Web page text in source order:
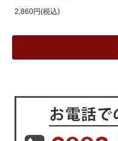
2,860円(税込)